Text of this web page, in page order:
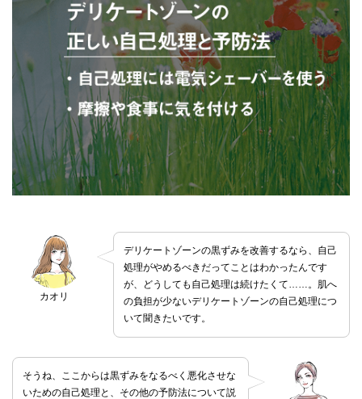
カオリ
デリケートゾーンの黒ずみを改善するなら、自己
処理がやめるべきだってことはわかったんです
が、どうしても自己処理は続けたくて……。肌へ
の負担が少ないデリケートゾーンの自己処理につ
いて聞きたいです。
そうね、ここからは黒ずみをなるべく悪化させな
いための自己処理と、その他の予防法について説